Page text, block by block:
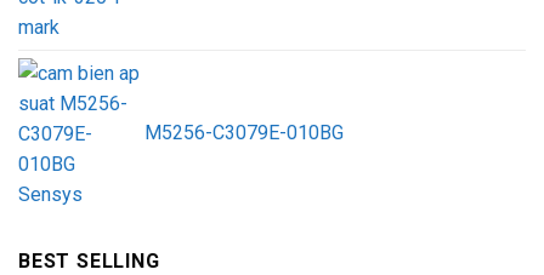
M5256-C3079E-010BG
BEST SELLING